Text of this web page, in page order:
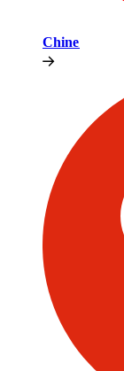
Chine​​